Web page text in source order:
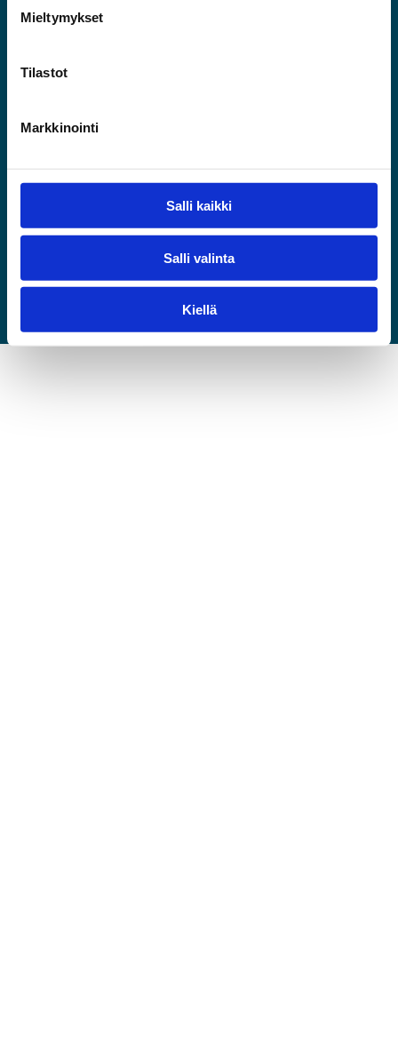
Mieltymykset
Tilastot
Markkinointi
Salli kaikki
Salli valinta
Kiellä
Tilaa uutiskirje
Vapaat toimitilat